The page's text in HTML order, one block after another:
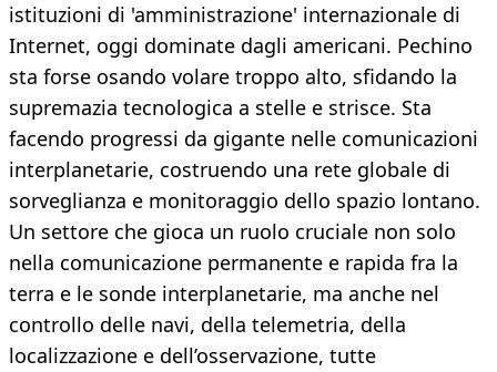
istituzioni di 'amministrazione' internazionale di
Internet, oggi dominate dagli americani. Pechino
sta forse osando volare troppo alto, sfidando la
supremazia tecnologica a stelle e strisce. Sta
facendo progressi da gigante nelle comunicazioni
interplanetarie, costruendo una rete globale di
sorveglianza e monitoraggio dello spazio lontano.
Un settore che gioca un ruolo cruciale non solo
nella comunicazione permanente e rapida fra la
terra e le sonde interplanetarie, ma anche nel
controllo delle navi, della telemetria, della
localizzazione e dell’osservazione, tutte